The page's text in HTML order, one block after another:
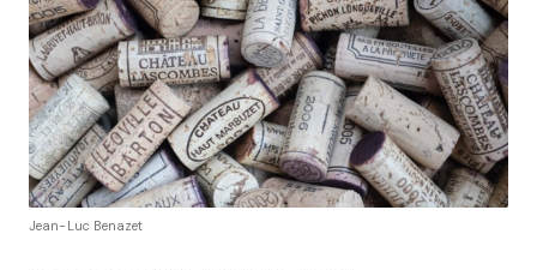
Jean-Luc Benazet